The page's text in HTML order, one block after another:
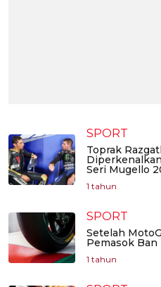
SPORT
Toprak
Seri Mugello
1 tahun
SPORT
Setelah
Pemasok
1 tahun